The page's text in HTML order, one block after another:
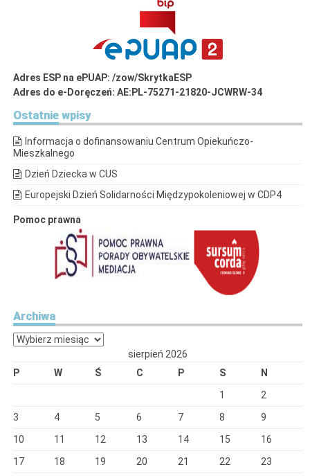
Adres ESP na ePUAP: /zow/SkrytkaESP
Adres do e-Doręczeń: AE:PL-75271-21820-JCWRW-34
Ostatnie wpisy
Informacja o dofinansowaniu Centrum Opiekuńczo-
Mieszkalnego
Dzień Dziecka w CUS
Europejski Dzień Solidarności Międzypokoleniowej w CDP4
Pomoc prawna
Archiwa
Archiwa
sierpień 2026
P
W Ś C P S
N
1
2
3
4 5 6 7 8
9
10
11 12 13 14 15
16
17
18 19 20 21 22 23